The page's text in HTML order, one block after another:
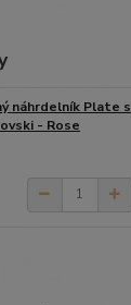
náhrdelník Plate s
- Rose